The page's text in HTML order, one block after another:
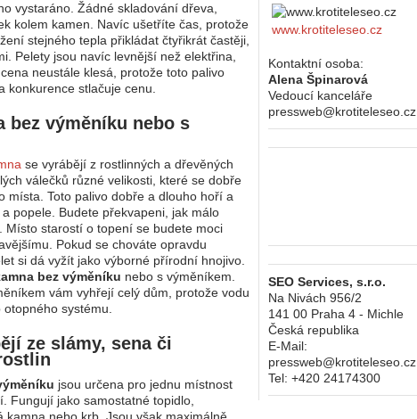
vystaráno. Žádné skladování dřeva,
kolem kamen. Navíc ušetříte čas, protože
stejného tepla přikládat čtyřikrát častěji,
Pelety jsou navíc levnější než elektřina,
neustále klesá, protože toto palivo
konkurence stlačuje cenu.
bez výměníku nebo s
se vyrábějí z rostlinných a dřevěných
válečků různé velikosti, které se dobře
místa. Toto palivo dobře a dlouho hoří a
popele. Budete překvapeni, jak málo
Místo starostí o topení se budete moci
Pokud se chováte opravdu
si dá vyžít jako výborné přírodní hnojivo.
bez výměníku nebo s výměníkem.
vám vyhřejí celý dům, protože vodu
systému.
ze slámy, sena či
jsou určena pro jednu místnost
Fungují jako samostatné topidlo,
www.krotiteleseo.cz
Kontaktní osoba:
Alena Špinarová
Vedoucí kanceláře
pressweb@krotiteleseo.cz
SEO Services, s.r.o.
Na Nivách 956/2
141 00 Praha 4 - Michle
Česká republika
E-Mail:
pressweb@krotiteleseo.cz
Tel:+420 24174300